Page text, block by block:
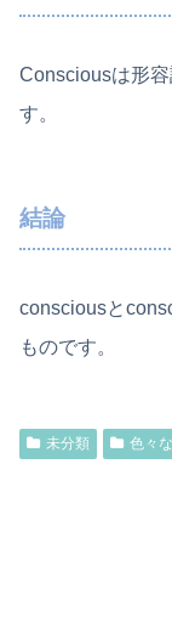
Consciousは形
す。
結論
consciousと
ものです。
未分類 色々